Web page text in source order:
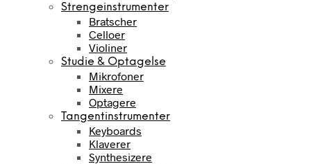
Strengeinstrumenter
Bratscher
Celloer
Violiner
Studie & Optagelse
Mikrofoner
Mixere
Optagere
Tangentinstrumenter
Keyboards
Klaverer
Synthesizere